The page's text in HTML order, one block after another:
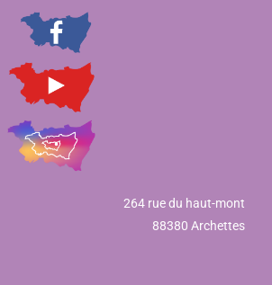
264 rue du haut-mont
88380 Archettes